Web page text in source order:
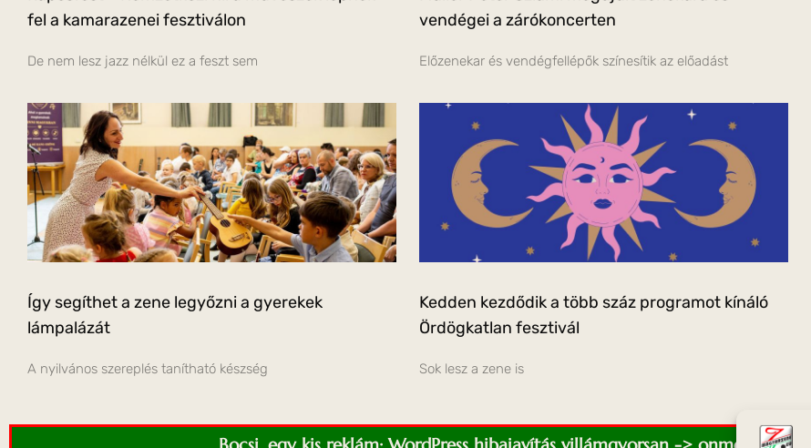
fel a kamarazenei fesztiválon
De nem lesz jazz nélkül ez a feszt sem
vendégei a zárókoncerten
Előzenekar és vendégfellépők színesítik az előadást
Így segíthet a zene legyőzni a gyerekek
lámpalázát
A nyilvános szereplés tanítható készség
Kedden kezdődik a több száz programot kínáló
Ördögkatlan fesztivál
Sok lesz a zene is